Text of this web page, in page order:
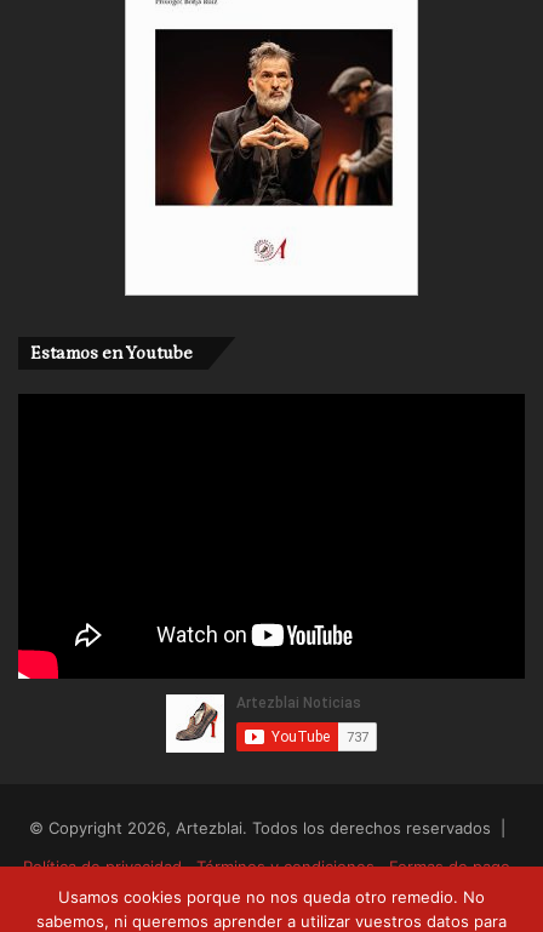
Estamos en Youtube
© Copyright 2026, Artezblai. Todos los derechos reservados |
Política de privacidad
Términos y condiciones
Formas de pago
Envíos y devoluciones
Usamos cookies porque no nos queda otro remedio. No
sabemos, ni queremos aprender a utilizar vuestros datos para